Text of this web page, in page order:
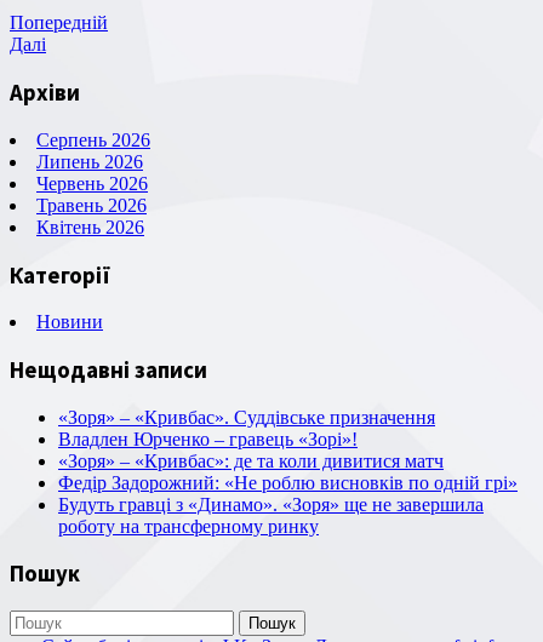
Навігація
Попередній
запис
Попередній
Наступний
Далі
Архіви
Серпень 2026
Липень 2026
Червень 2026
Травень 2026
Квітень 2026
Категорії
Новини
Нещодавні записи
«Зоря» – «Кривбас». Суддівське призначення
Владлен Юрченко – гравець «Зорі»!
«Зоря» – «Кривбас»: де та коли дивитися матч
Федір Задорожний: «Не роблю висновків по одній грі»
Будуть гравці з «Динамо». «Зоря» ще не завершила
роботу на трансферному ринку
Пошук
Пошук